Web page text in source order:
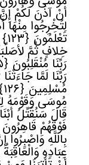
أَنْ آذَنَ لَکُمْ
لِتُخْرِجُوا
تَعْلَمُونَ ﴿١٢٣﴾
خِلافٍ ثُمَّ
رَبِّنَا مُنْقَلِبُونَ ﴿
رَبِّنَا لَمَّا
مُسْلِمِینَ﴿١٢٦﴾
مُوسَى وَقَوْمَهُ
قَالَ سَنُقَتِّلُ
فَوْقَهُمْ قَاهِرُونَ
بِاللَّهِ
عِبَادِهِ